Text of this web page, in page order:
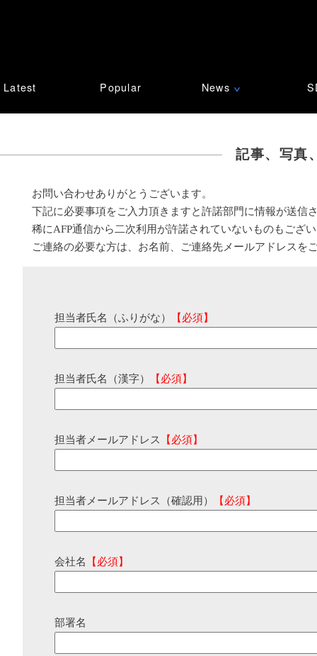
Latest Popular News ∨
記事、写真
お問い合わせありがとうございます。
下記に必要事項をご入力頂きますと許諾部門に情報が送信
稀にAFP通信から二次利用が許諾されていないものもござ
ご連絡の必要な方は、お名前、ご連絡先メールアドレスを
担当者氏名（ふりがな） 【必須】
担当者氏名（漢字） 【必須】
担当者メールアドレス 【必須】
担当者メールアドレス（確認用） 【必須】
会社名 【必須】
部署名